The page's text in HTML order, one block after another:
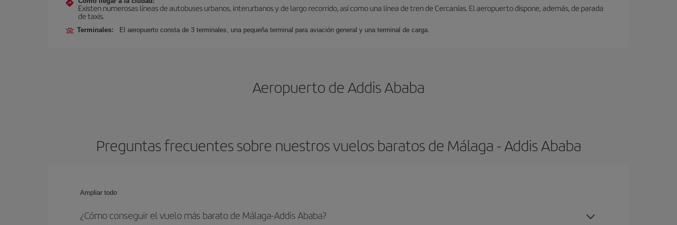
Existen numerosas líneas de autobuses urbanos, interurbanos y de largo recorrido, así como una línea de tren de Cercanías. El aeropuerto dispone, además, de parada
de taxis.
Terminales: El aeropuerto consta de 3 terminales, una pequeña terminal para aviación general y una terminal de carga.
Aeropuerto de Addis Ababa
Preguntas frecuentes sobre nuestros vuelos baratos de Málaga - Addis Ababa
Ampliar todo
¿Cómo conseguir el vuelo más barato de Málaga-Addis Ababa?